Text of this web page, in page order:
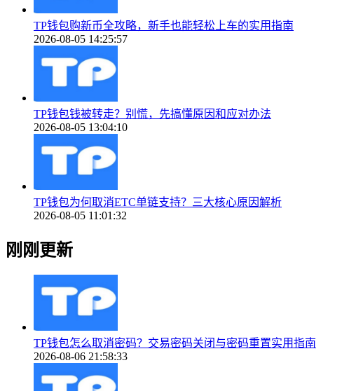
TP钱包购新币全攻略，新手也能轻松上车的实用指南
2026-08-05 14:25:57
TP钱包钱被转走？别慌，先搞懂原因和应对办法
2026-08-05 13:04:10
TP钱包为何取消ETC单链支持？三大核心原因解析
2026-08-05 11:01:32
刚刚更新
TP钱包怎么取消密码？交易密码关闭与密码重置实用指南
2026-08-06 21:58:33